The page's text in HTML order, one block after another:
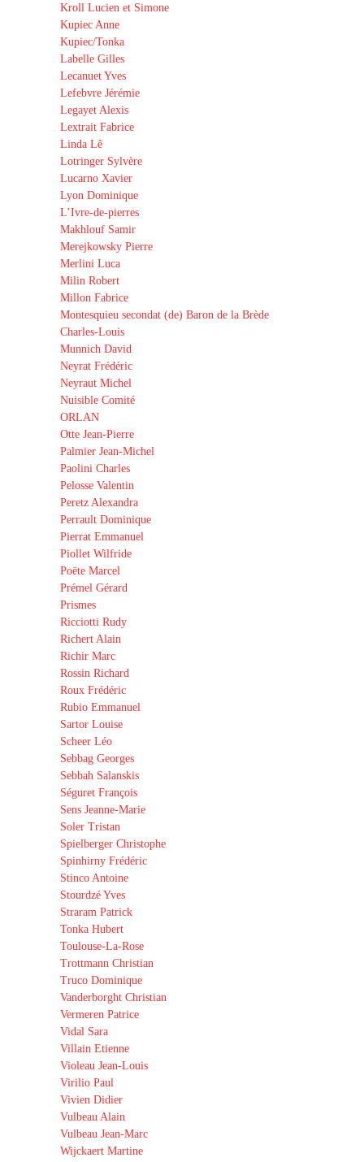
Kroll Lucien et Simone
Kupiec Anne
Kupiec/Tonka
Labelle Gilles
Lecanuet Yves
Lefebvre Jérémie
Legayet Alexis
Lextrait Fabrice
Linda Lê
Lotringer Sylvère
Lucarno Xavier
Lyon Dominique
L’Ivre-de-pierres
Makhlouf Samir
Merejkowsky Pierre
Merlini Luca
Milin Robert
Millon Fabrice
Montesquieu secondat (de) Baron de la Brède
Charles-Louis
Munnich David
Neyrat Frédéric
Neyraut Michel
Nuisible Comité
ORLAN
Otte Jean-Pierre
Palmier Jean-Michel
Paolini Charles
Pelosse Valentin
Peretz Alexandra
Perrault Dominique
Pierrat Emmanuel
Piollet Wilfride
Poëte Marcel
Prémel Gérard
Prismes
Ricciotti Rudy
Richert Alain
Richir Marc
Rossin Richard
Roux Frédéric
Rubio Emmanuel
Sartor Louise
Scheer Léo
Sebbag Georges
Sebbah Salanskis
Séguret François
Sens Jeanne-Marie
Soler Tristan
Spielberger Christophe
Spinhirny Frédéric
Stinco Antoine
Stourdzé Yves
Straram Patrick
Tonka Hubert
Toulouse-La-Rose
Trottmann Christian
Truco Dominique
Vanderborght Christian
Vermeren Patrice
Vidal Sara
Villain Etienne
Violeau Jean-Louis
Virilio Paul
Vivien Didier
Vulbeau Alain
Vulbeau Jean-Marc
Wijckaert Martine